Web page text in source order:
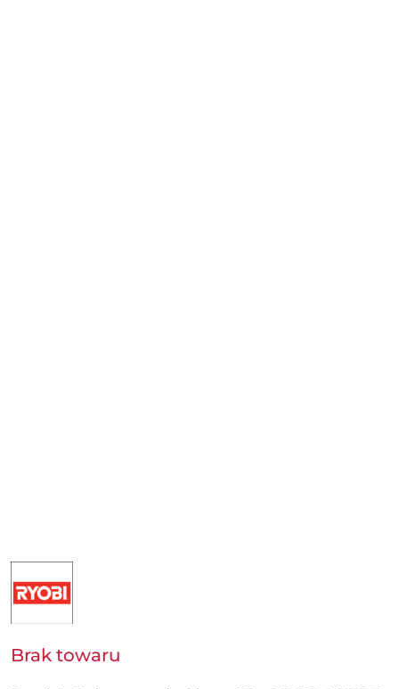
NAZWA
PRODUCENTA:
RYOBI
CO.,LTD
Brak towaru